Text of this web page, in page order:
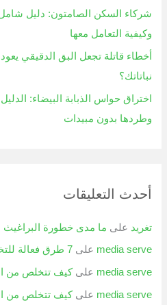
شركاء السكن الصامتون: دليل
وكيفية التعامل معها
أخطاء قاتلة تجعل البق الدقيقي
نباتاتك؟
اختراق حواس الذبابة البيضاء:
وطردها بدون مبيدات
أحدث التعليقات
تغريد على ما مدى خطورة البراغيث
media serve على7 طرق فعالة للتخلص من السحالي المنزلية
media serve علىكيف تتخلص من
media serve علىكيف تتخلص من